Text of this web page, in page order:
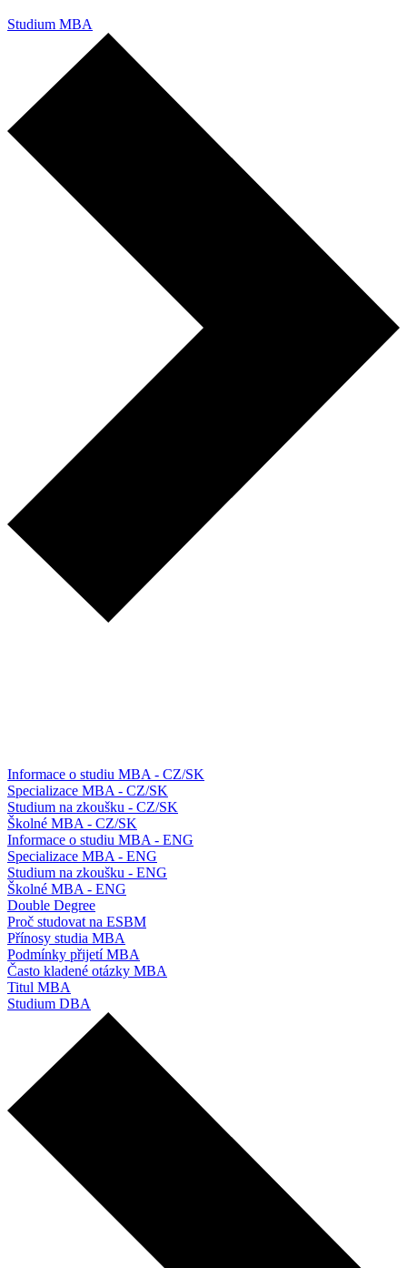
Studium MBA
Informace o studiu MBA - CZ/SK
Specializace MBA - CZ/SK
Studium na zkoušku - CZ/SK
Školné MBA - CZ/SK
Informace o studiu MBA - ENG
Specializace MBA - ENG
Studium na zkoušku - ENG
Školné MBA - ENG
Double Degree
Proč studovat na ESBM
Přínosy studia MBA
Podmínky přijetí MBA
Často kladené otázky MBA
Titul MBA
Studium DBA